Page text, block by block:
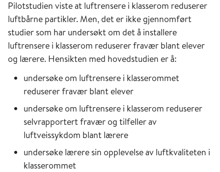
Pilotstudien viste at luftrensere i klasserom reduserer
luftbårne partikler. Men, det er ikke gjennomført
studier som har undersøkt om det å installere
luftrensere i klasserom reduserer fravær blant elever
og lærere. Hensikten med hovedstudien er å:
undersøke om luftrensere i klasserommet
reduserer fravær blant elever
undersøke om luftrensere i klasserom reduserer
selvrapportert fravær og tilfeller av
luftveissykdom blant lærere
undersøke lærere sin opplevelse av luftkvaliteten i
klasserommet